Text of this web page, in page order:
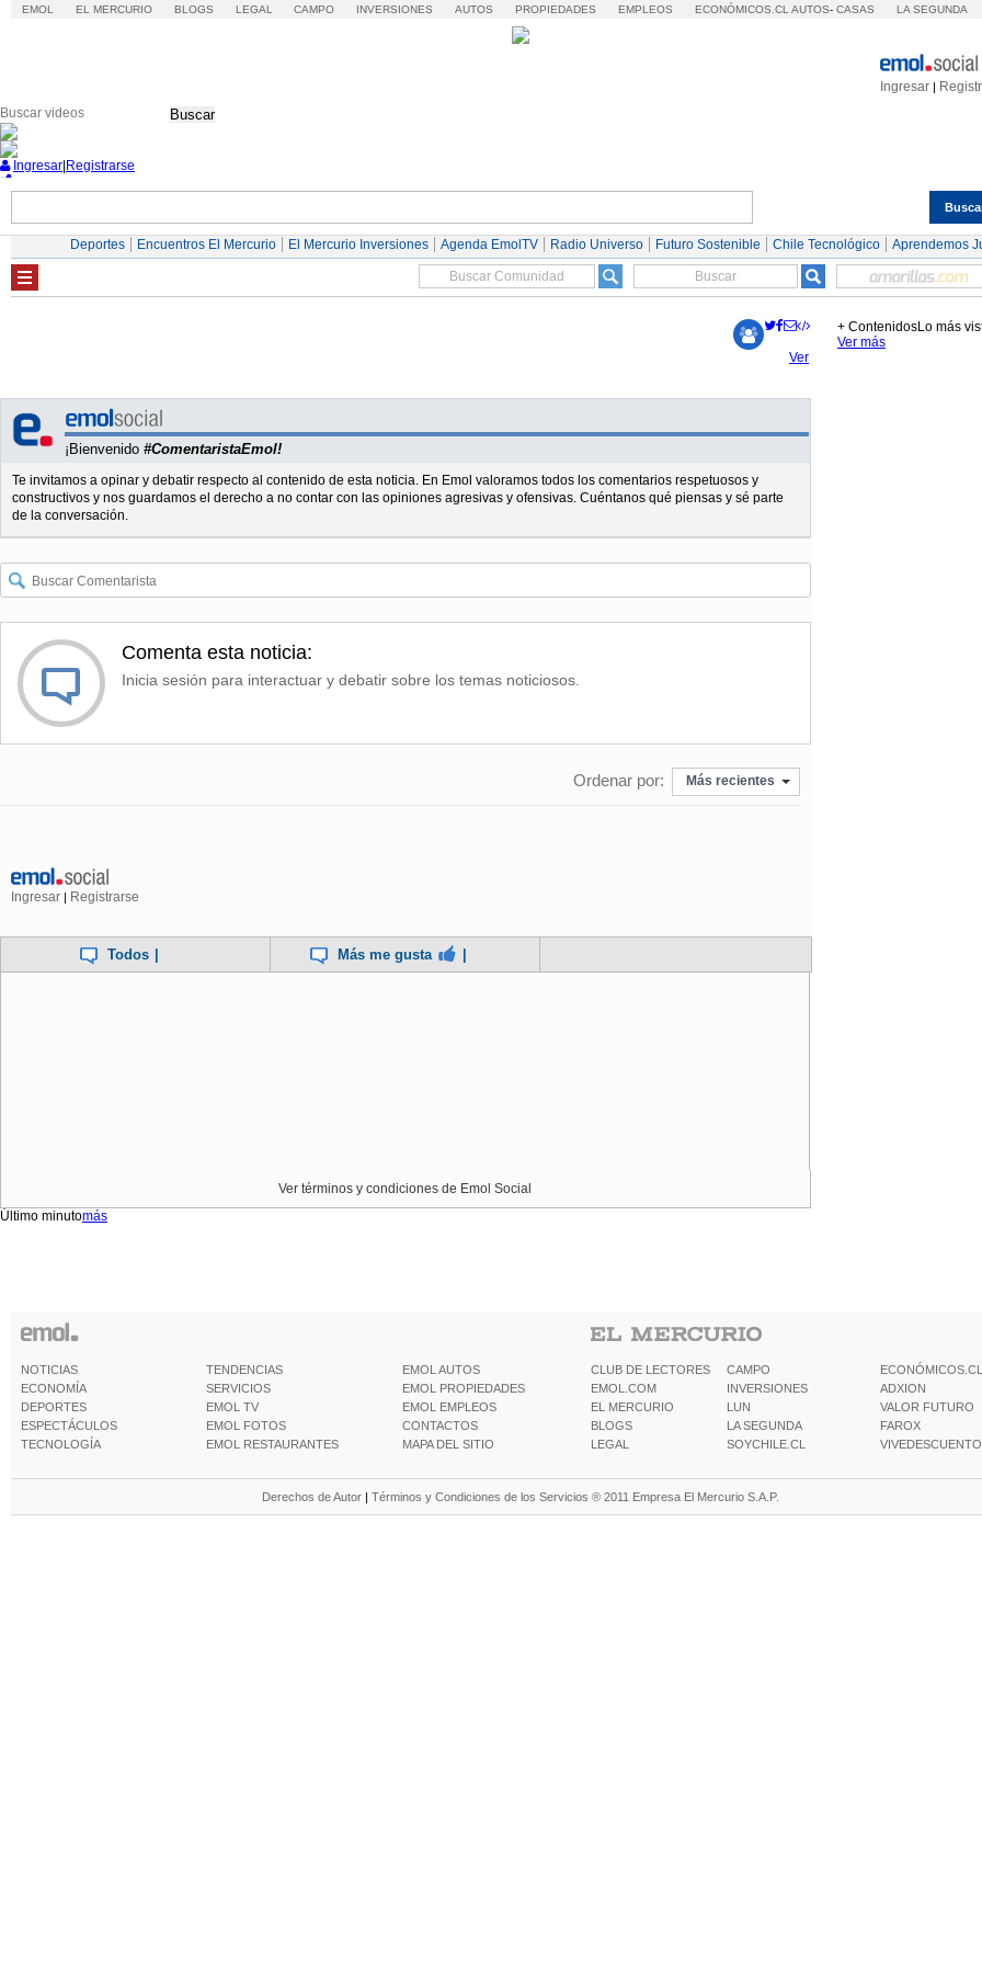
EMOL EL MERCURIO BLOGS LEGAL CAMPO INVERSIONES AUTOS PROPIEDADES EMPLEOS ECONÓMICOS.CL AUTOS- CASAS LA SEGUNDA
Ingresar |
Buscar
Ingresar Registrarse
Deportes Encuentros El Mercurio El Mercurio Inversiones Agenda EmolTV Radio Universo Futuro Sostenible Chile Tecnológico Aprendemos
¡Bienvenido #ComentaristaEmol!
Te invitamos a opinar y debatir respecto al contenido de esta noticia. En Emol valoramos todos los comentarios respetuosos y
constructivos y nos guardamos el derecho a no contar con las opiniones agresivas y ofensivas. Cuéntanos qué piensas y sé parte
de la conversación.
Comenta esta noticia:
Inicia sesión para interactuar y debatir sobre los temas noticiosos.
Ordenar por: Más recientes
Ingresar | Registrarse
Todos | Más me gusta |
Ver términos y condiciones de Emol Social
Último minuto
Ver
más
Lo más
+ Contenidos
Ver más
NOTICIAS
ECONOMÍA
DEPORTES
ESPECTÁCULOS
TECNOLOGÍA
TENDENCIAS
SERVICIOS
EMOL TV
EMOL FOTOS
EMOL RESTAURANTES
EMOL AUTOS
EMOL PROPIEDADES
EMOL EMPLEOS
CONTACTOS
MAPA DEL SITIO
CLUB DE LECTORES
EMOL.COM
EL MERCURIO
BLOGS
LEGAL
CAMPO
INVERSIONES
LUN
LA SEGUNDA
SOYCHILE.CL
ECONÓMICOS.CL
ADXION
VALOR FUTURO
FAROX
Derechos de Autor | Términos y Condiciones de los Servicios ® 2011 Empresa El Mercurio S.A.P.